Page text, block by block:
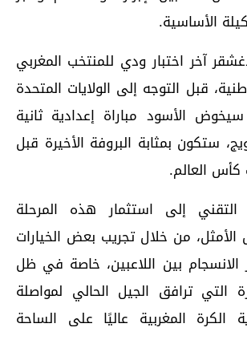
الأساسية.
آخر اختبار ودي للمنتخب المغربي
قبل التوجه إلى الولايات المتحدة
الأسود مباراة إعدادية ثانية
ستكون بمثابة البروفة الأخيرة قبل
العالم.
إلى استثمار هذه المرحلة
الأمثل، من خلال تجريب بعض الخيارات
الانسجام بين اللاعبين، خاصة في ظل
التي ترافق الجيل الحالي لمواصلة
الكرة المغربية عاليًا على الساحة